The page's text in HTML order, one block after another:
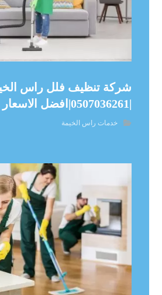
شركة تنظيف فلل راس
|0507036261|افضل الاسعار
خدمات راس الخيمة